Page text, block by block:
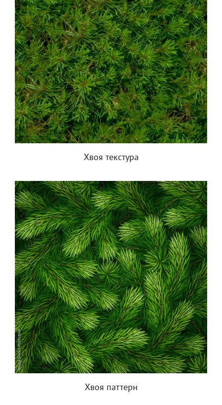
Хвоя текстура
Хвоя паттерн